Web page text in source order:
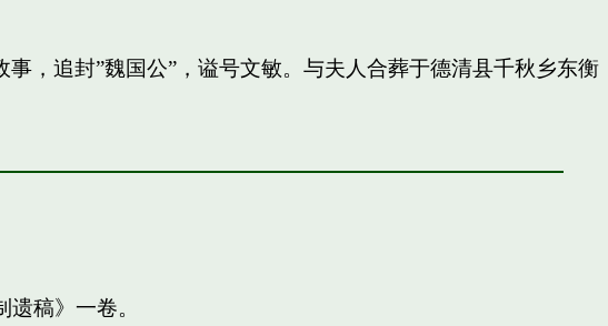
，追封”魏国公”，谥号文敏。与夫人合葬于德清县千秋乡东衡
稿》一卷。